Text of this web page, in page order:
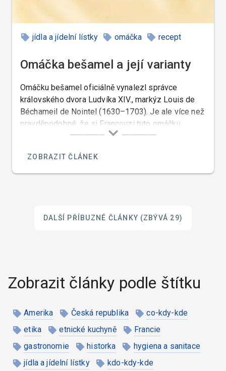
jídla a jídelní lístky omáčka recept
Omáčka bešamel a její varianty
Omáčku bešamel oficiálně vynalezl správce
královského dvora Ludvíka XIV., markýz Louis de
Béchameil de Nointel (1630–1703). Je ale více než
pravděpodobné, že si Francouzi tuto omáčku
přivlastnili od Italů. V Itálii byla tato omáčka již
ZOBRAZIT ČLÁNEK
DALŠÍ PŘÍBUZNÉ ČLÁNKY (ZBÝVÁ 29)
Zobrazit články podle štítku
Amerika Česká republika
co-kdy-kde
etika
etnické kuchyně
Francie
gastronomie
historka
hygiena a sanitace
jídla a jídelní lístky
kdo-kdy-kde